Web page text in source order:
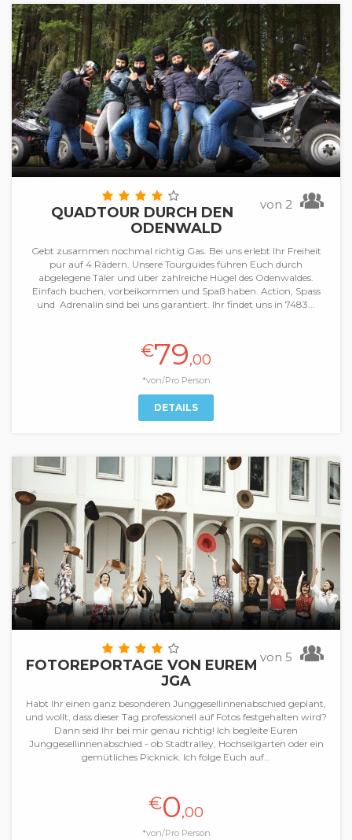
von 2
QUADTOUR DURCH DEN
ODENWALD
Gebt zusammen nochmal richtig Gas. Bei uns erlebt Ihr Freiheit
pur auf 4 Rädern. Unsere Tourguides führen Euch durch
abgelegene Täler und über zahlreiche Hügel des Odenwaldes.
Einfach buchen, vorbeikommen und Spaß haben. Action, Spass
und Adrenalin sind bei uns garantiert. Ihr findet uns in 7483...
€79,00
*von/Pro Person
DETAILS
von 5
FOTOREPORTAGE VON EUREM
JGA
Habt Ihr einen ganz besonderen Junggesellinnenabschied geplant,
und wollt, dass dieser Tag professionell auf Fotos festgehalten wird?
Dann seid Ihr bei mir genau richtig! Ich begleite Euren
Junggesellinnenabschied - ob Stadtralley, Hochseilgarten oder ein
gemütliches Picknick. Ich folge Euch auf...
€0,00
*von/Pro Person